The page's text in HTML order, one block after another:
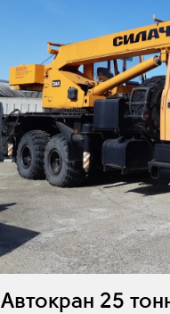
Автокран 25